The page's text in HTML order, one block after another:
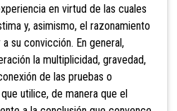
en virtud de las cuales
y, asimismo, el razonamiento
su convicción. En general,
la multiplicidad, gravedad,
de las pruebas o
utilice, de manera que el